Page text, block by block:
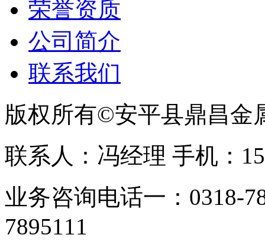
荣誉资质
公司简介
联系我们
版权所有©安平县鼎昌金
联系人：冯经理 手机：
业务咨询电话一：0318-
7895111